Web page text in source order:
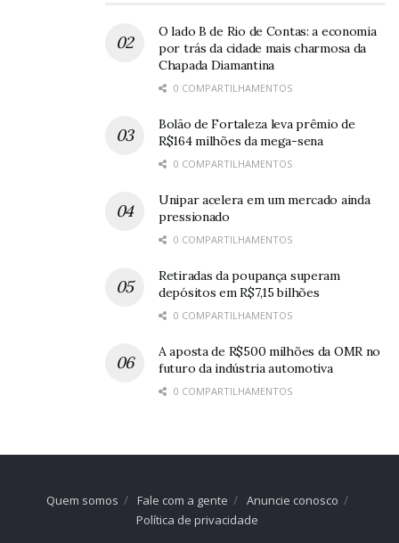
O lado B de Rio de Contas: a economia
por trás da cidade mais charmosa da
Chapada Diamantina
0 COMPARTILHAMENTOS
Bolão de Fortaleza leva prêmio de
R$164 milhões da mega-sena
0 COMPARTILHAMENTOS
Unipar acelera em um mercado ainda
pressionado
0 COMPARTILHAMENTOS
Retiradas da poupança superam
depósitos em R$7,15 bilhões
0 COMPARTILHAMENTOS
A aposta de R$500 milhões da OMR no
futuro da indústria automotiva
0 COMPARTILHAMENTOS
Quem somos Fale com a gente
Anuncie conosco
Política de privacidade